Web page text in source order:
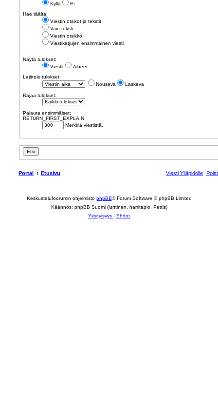
Kyllä
Ei
Hae täältä:
Viestin otsikot ja tekstit
Vain teksti
Viestin otsikko
Viestiketjujen ensimmäinen viesti
Näytä tulokset:
Viestit
Aiheet
Lajittele tulokset:
Nouseva
Laskeva
Rajaa tulokset:
Palauta ensimmäiset:
RETURN_FIRST_EXPLAIN
Merkkiä viestistä.
Portal Etusivu Viesti Ylläpidolle
Keskustelufoorumin ohjelmisto phpBB® Forum Software © phpBB Limited
Käännös: phpBB Suomi (lurttinen, harritapio, Pettis)
Yksityisyys | Ehdot